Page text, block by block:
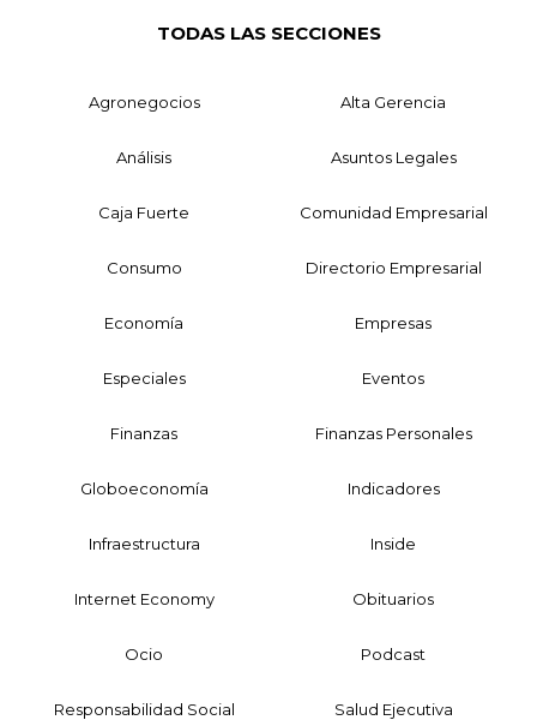
TODAS LAS SECCIONES
Agronegocios Alta Gerencia
Análisis Asuntos Legales
Caja Fuerte Comunidad Empresarial
Consumo Directorio Empresarial
Economía Empresas
Especiales Eventos
Finanzas Finanzas Personales
Globoeconomía Indicadores
Infraestructura Inside
Internet Economy Obituarios
Ocio Podcast
Responsabilidad Social Salud Ejecutiva